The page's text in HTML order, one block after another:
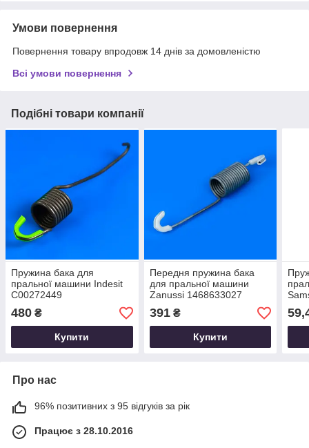
Умови повернення
Повернення товару впродовж 14 днів за домовленістю
Всі умови повернення
Подібні товари компанії
Пружина бака для
пральної машини Indesit
C00272449
480 ₴
Купити
Передня пружина бака
для пральної машини
Zanussi 1468633027
Original
391₴
Купити
Про нас
96% позитивних з 95 відгуків за рік
Працює з 28.10.2016